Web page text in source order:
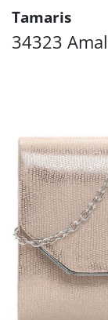
Tamaris
34323